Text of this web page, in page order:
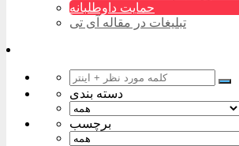
حمایت داوطلبانه
تبلیغات در مقاله آی تی
دسته بندی
برچسب